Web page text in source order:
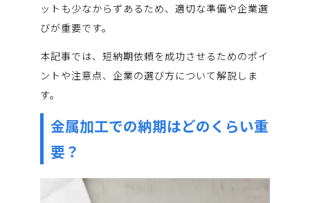
ットも少なからずあるため、適切な準備や企業選
びが重要です。
本記事では、短納期依頼を成功させるためのポイ
ントや注意点、企業の選び方について解説しま
す。
金属加工での納期はどのくらい重
要？